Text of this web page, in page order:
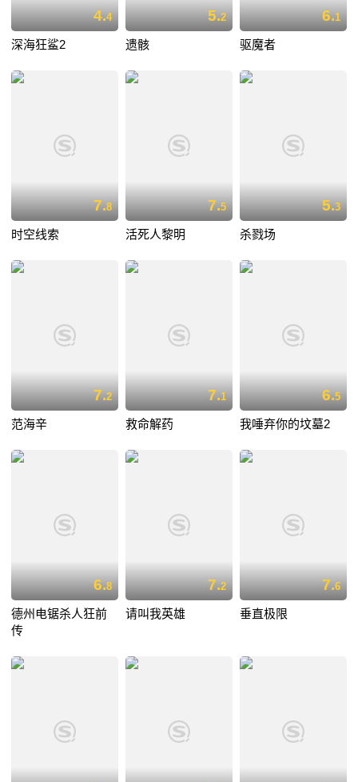
4.4
深海狂鲨2
5.2
遗骸
6.1
驱魔者
7.8
时空线索
7.5
活死人黎明
5.3
杀戮场
7.2
范海辛
7.1
救命解药
6.5
我唾弃你的坟墓2
6.8
德州电锯杀人狂前
传
7.2
请叫我英雄
7.6
垂直极限